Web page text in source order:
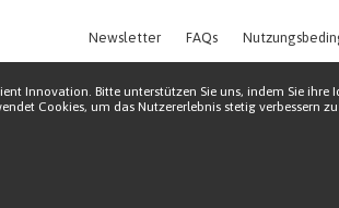
Newsletter FAQs
Innovation. Bitte unterstützen Sie uns, indem Sie ihre
Cookies, um das Nutzererlebnis stetig verbessern